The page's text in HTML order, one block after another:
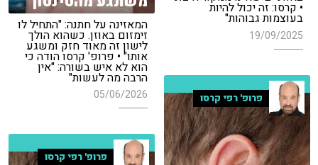
המאזינה על חתנה: "התחיל לו
זימזום באוזן. כשהוא הולך
לישון זה מאוד חזק ומשגע
אותו" • פרופ' קרסו הודה כי
הוא לא איש בשורה: "אין
הרבה מה לעשות"
05/06/2026
• קרסו: זה יכול להיות
בעוצמות גבוהות"
19/09/2025
פרופ' רפי קרסו
פרופ' רפי קרסו